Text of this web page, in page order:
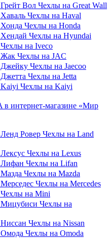
Чехлы на Great Wall
Чехлы на Haval
Чехлы на Honda
Чехлы на Hyundai
Чехлы на Iveco
Чехлы на JAC
Чехлы на Jaecoo
Чехлы на Jetta
Чехлы на Kaiyi
Чехлы на Land
Чехлы на Lexus
Чехлы на Lifan
Чехлы на Mazda
Чехлы на Mercedes
Чехлы на Mini
Чехлы на
Чехлы на Nissan
Чехлы на Omoda